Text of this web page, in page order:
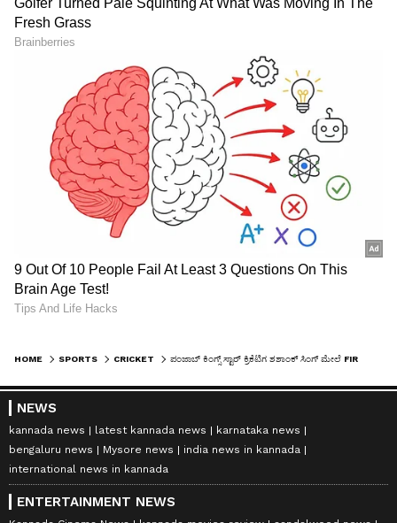
HOME SPORTS CRICKET
NEWS
kannada news latest kannada news
karnataka news
bengaluru news
Mysore news
india news in kannada
international news in kannada
ENTERTAINMENT NEWS